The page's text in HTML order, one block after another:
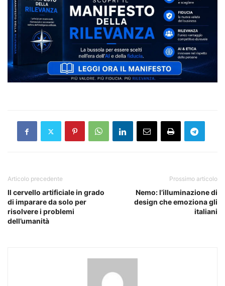
Articolo precedente
Il cervello artificiale in grado
di imparare da solo per
risolvere i problemi
dell’umanità
Prossimo articolo
Nemo: l’illuminazione di
design che emoziona gli
italiani